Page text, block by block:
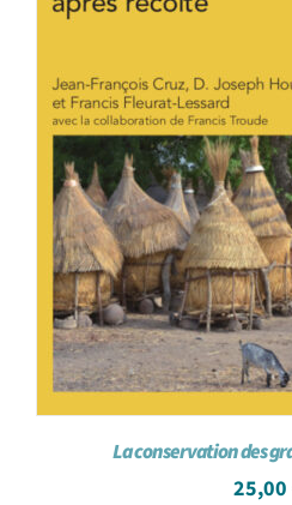
La conservation des
25,00